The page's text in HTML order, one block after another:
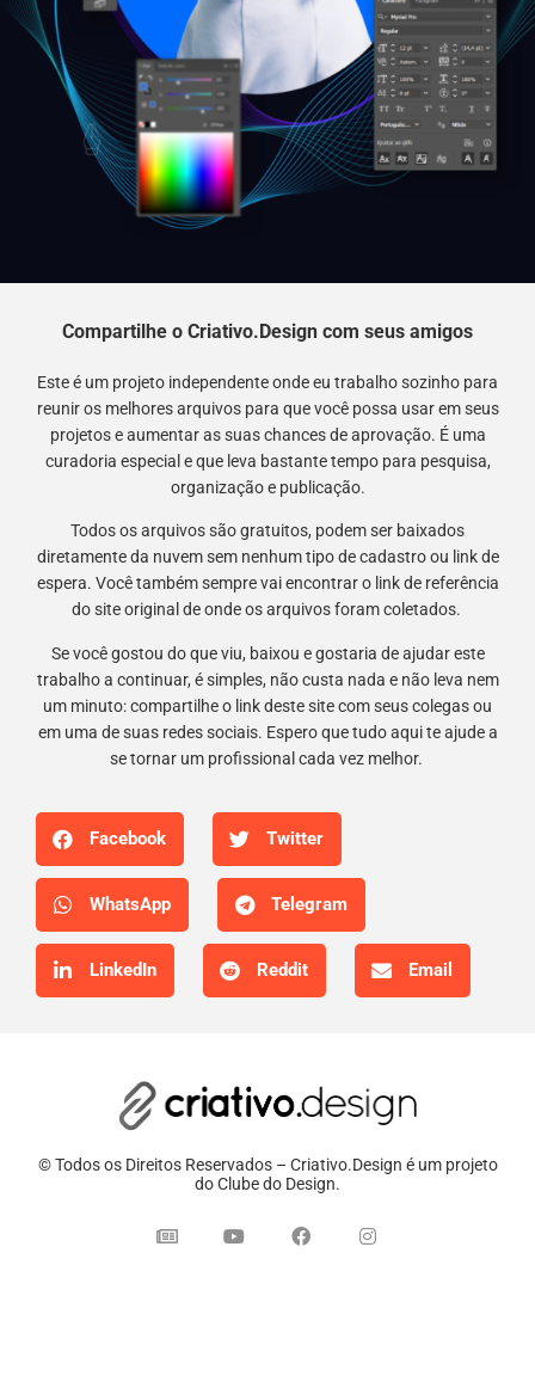
Compartilhe o Criativo.Design com seus amigos
Este é um projeto independente onde eu trabalho sozinho para
reunir os melhores arquivos para que você possa usar em seus
projetos e aumentar as suas chances de aprovação. É uma
curadoria especial e que leva bastante tempo para pesquisa,
organização e publicação.
Todos os arquivos são gratuitos, podem ser baixados
diretamente da nuvem sem nenhum tipo de cadastro ou link de
espera. Você também sempre vai encontrar o link de referência
do site original de onde os arquivos foram coletados.
Se você gostou do que viu, baixou e gostaria de ajudar este
trabalho a continuar, é simples, não custa nada e não leva nem
um minuto: compartilhe o link deste site com seus colegas ou
em uma de suas redes sociais. Espero que tudo aqui te ajude a
se tornar um profissional cada vez melhor.
Facebook Twitter
WhatsApp Telegram
LinkedIn Reddit Email
© Todos os Direitos Reservados – Criativo.Design é um projeto
do Clube do Design.